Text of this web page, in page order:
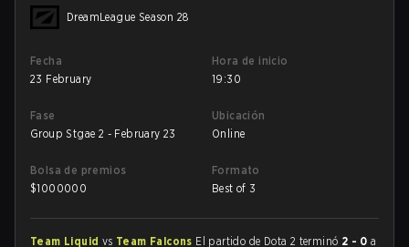
DreamLeague Season 28
Fecha
23 February
Hora de inicio
19:30
Fase
Group Stgae 2 - February 23
Ubicación
Online
Bolsa de premios
$1000000
Formato
Best of 3
Team Liquid vs Team Falcons El partido de Dota 2 terminó 2 - 0 a